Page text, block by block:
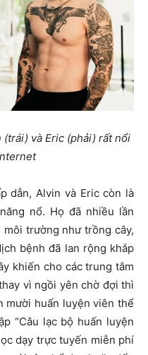
và Eric (phải) rất nổi
dẫn, Alvin và Eric còn là
nổ. Họ đã nhiều lần
trường như trồng cây,
bệnh đã lan rộng khắp
khiến cho các trung tâm
vì ngồi yên chờ đợi thì
mười huấn luyện viên thể
“Câu lạc bộ huấn luyện
dạy trực tuyến miễn phí